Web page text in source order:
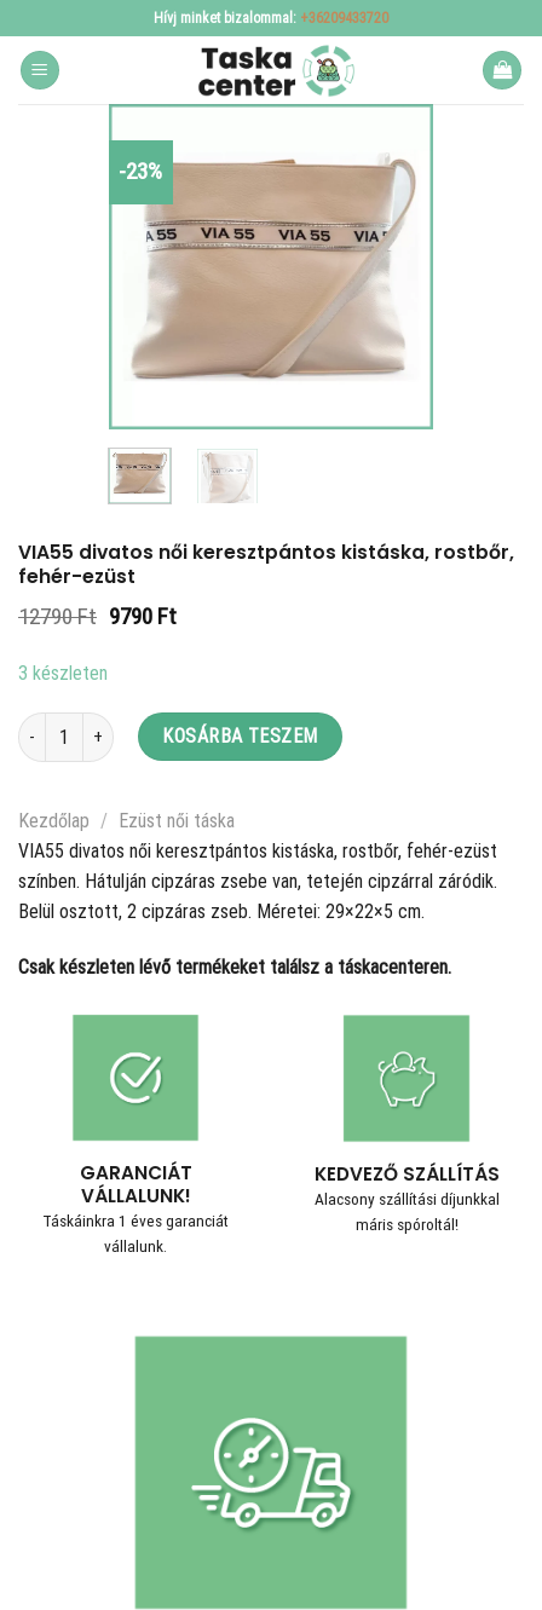
to
content
Hívj minket bizalommal: +36209433720
-23%
VIA55 divatos női keresztpántos kistáska, rostbőr,
fehér-ezüst
12790Ft Original
9790 FtCurrent
3 készleten
VIA55 divatos női keresztpántos kistáska, rostbőr, fehér-ezüst mennyiség
KOSÁRBA TESZEM
Kezdőlap /
Ezüst női táska
VIA55 divatos női keresztpántos kistáska, rostbőr, fehér-ezüst
színben. Hátulján cipzáras zsebe van, tetején cipzárral záródik.
Belül osztott, 2 cipzáras zseb. Méretei: 29×22×5 cm.
Csak készleten lévő termékeket találsz a táskacenteren.
GARANCIÁT
VÁLLALUNK!
Táskáinkra 1 éves garanciát
vállalunk.
KEDVEZŐ SZÁLLÍTÁS
Alacsony szállítási díjunkkal
máris spóroltál!